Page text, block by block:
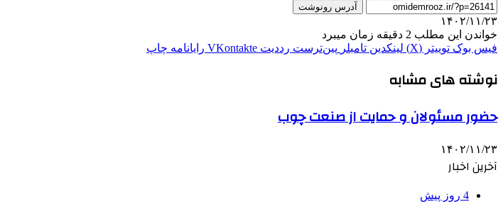
آدرس رونوشت
۱۴۰۲/۱۱/۲۳
خواندن این مطلب 2 دقیقه زمان میبرد
فیس بوک توییتر (X) لینکدین ‫تامبلر ‫پین‌ترست ‫رددیت ‫VKontakte رایانامه چاپ
نوشته های مشابه
حضور مسئولان و حمایت از صنعت چوب
۱۴۰۲/۱۱/۲۳
آخرین اخبار
4 روز پیش